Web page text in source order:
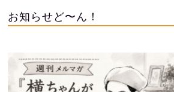
お知らせど〜ん！